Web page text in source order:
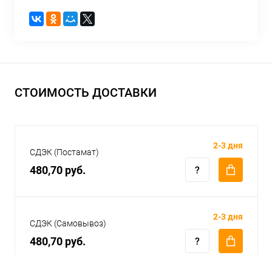
СТОИМОСТЬ ДОСТАВКИ
СДЭК (Постамат)
480,70 руб.
2-3 дня
СДЭК (Самовывоз)
480,70 руб.
2-3 дня